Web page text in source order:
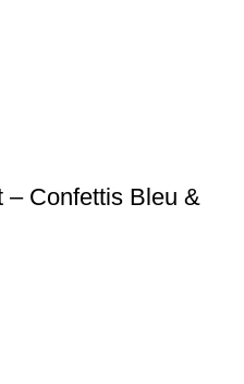
– Confettis Bleu &